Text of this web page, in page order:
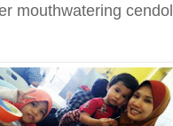
mouthwatering cendol